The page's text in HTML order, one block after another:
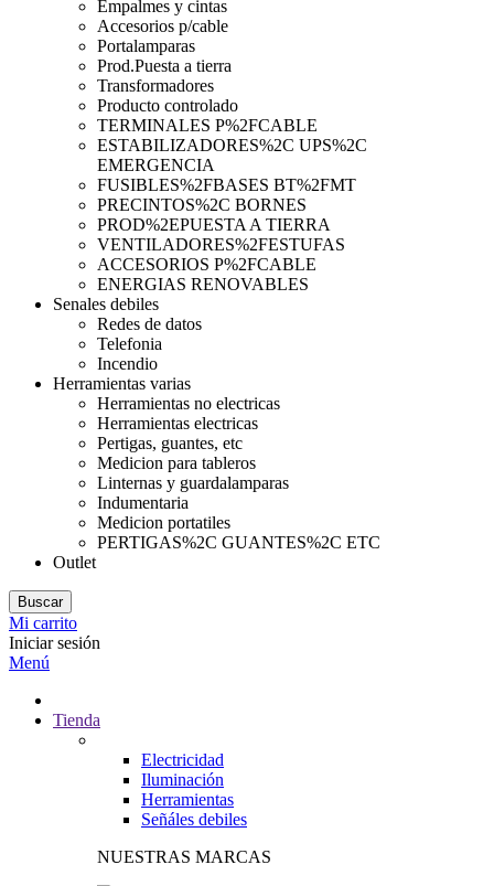
Empalmes y cintas
Accesorios p/cable
Portalamparas
Prod.Puesta a tierra
Transformadores
Producto controlado
TERMINALES P%2FCABLE
ESTABILIZADORES%2C UPS%2C
EMERGENCIA
FUSIBLES%2FBASES BT%2FMT
PRECINTOS%2C BORNES
PROD%2EPUESTA A TIERRA
VENTILADORES%2FESTUFAS
ACCESORIOS P%2FCABLE
ENERGIAS RENOVABLES
Senales debiles
Redes de datos
Telefonia
Incendio
Herramientas varias
Herramientas no electricas
Herramientas electricas
Pertigas, guantes, etc
Medicion para tableros
Linternas y guardalamparas
Indumentaria
Medicion portatiles
PERTIGAS%2C GUANTES%2C ETC
Outlet
Buscar
Mi carrito
Iniciar sesión
Menú
Tienda
Electricidad
Iluminación
Herramientas
Señáles debiles
NUESTRAS MARCAS